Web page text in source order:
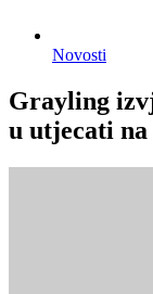
Novosti
Grayling
u utjecati